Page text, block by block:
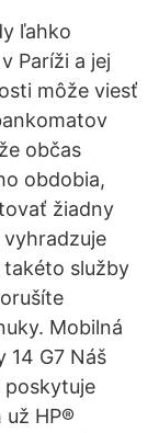
ľahko
Paríži a jej
môže viesť
občas
obdobia,
žiadny
služby
Mobilná
14 G7 Náš
poskytuje
HP®